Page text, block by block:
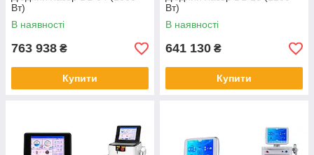
Вт)
В наявності
763 938 ₴
Купити
Вт)
В наявності
641 130 ₴
Купити